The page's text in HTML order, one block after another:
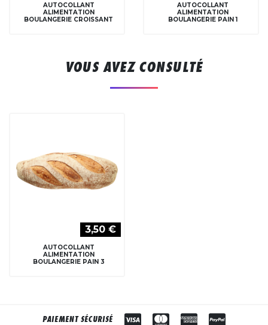
AUTOCOLLANT
ALIMENTATION
BOULANGERIE CROISSANT
AUTOCOLLANT
ALIMENTATION
BOULANGERIE PAIN 1
VOUS AVEZ CONSULTÉ
3,50 €
AUTOCOLLANT
ALIMENTATION
BOULANGERIE PAIN 3
PAIEMENT SÉCURISÉ